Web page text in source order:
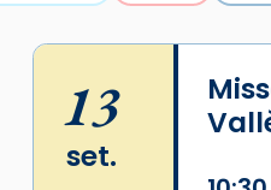
13
set.